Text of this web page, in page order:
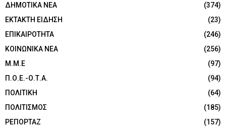
ΔΗΜΟΤΙΚΑ ΝΕΑ
(374)
ΕΚΤΑΚΤΗ ΕΙΔΗΣΗ
(23)
ΕΠΙΚΑΙΡΟΤΗΤΑ
(246)
ΚΟΙΝΩΝΙΚΑ ΝΕΑ
(256)
Μ.Μ.Ε
(97)
Π.Ο.Ε.-Ο.Τ.Α.
(94)
ΠΟΛΙΤΙΚΗ
(64)
ΠΟΛΙΤΙΣΜΟΣ
(185)
ΡΕΠΟΡΤΑΖ
(157)